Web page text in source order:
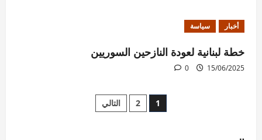
أخبار سياسة
خطة لبنانية لعودة النازحين السوريين
15/06/2025
0
Posts
1
2 التالي